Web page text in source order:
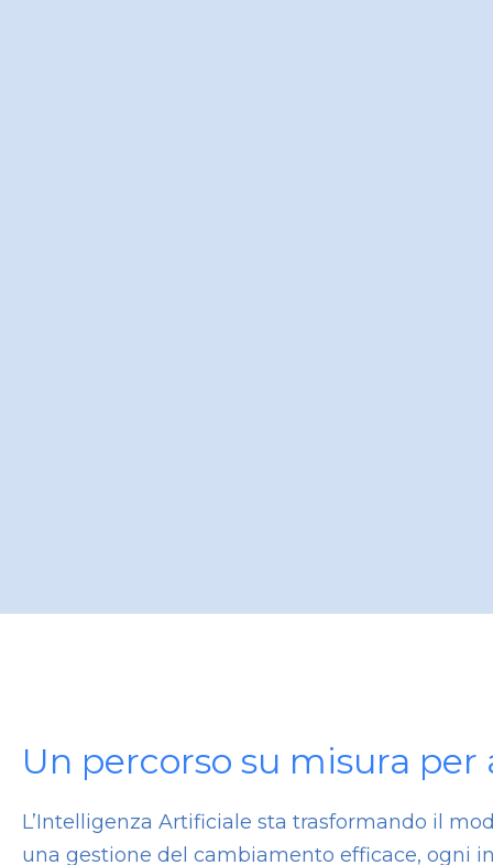
Un percorso su misura
L’Intelligenza Artificiale sta trasformando il
una gestione del cambiamento efficace, ogni